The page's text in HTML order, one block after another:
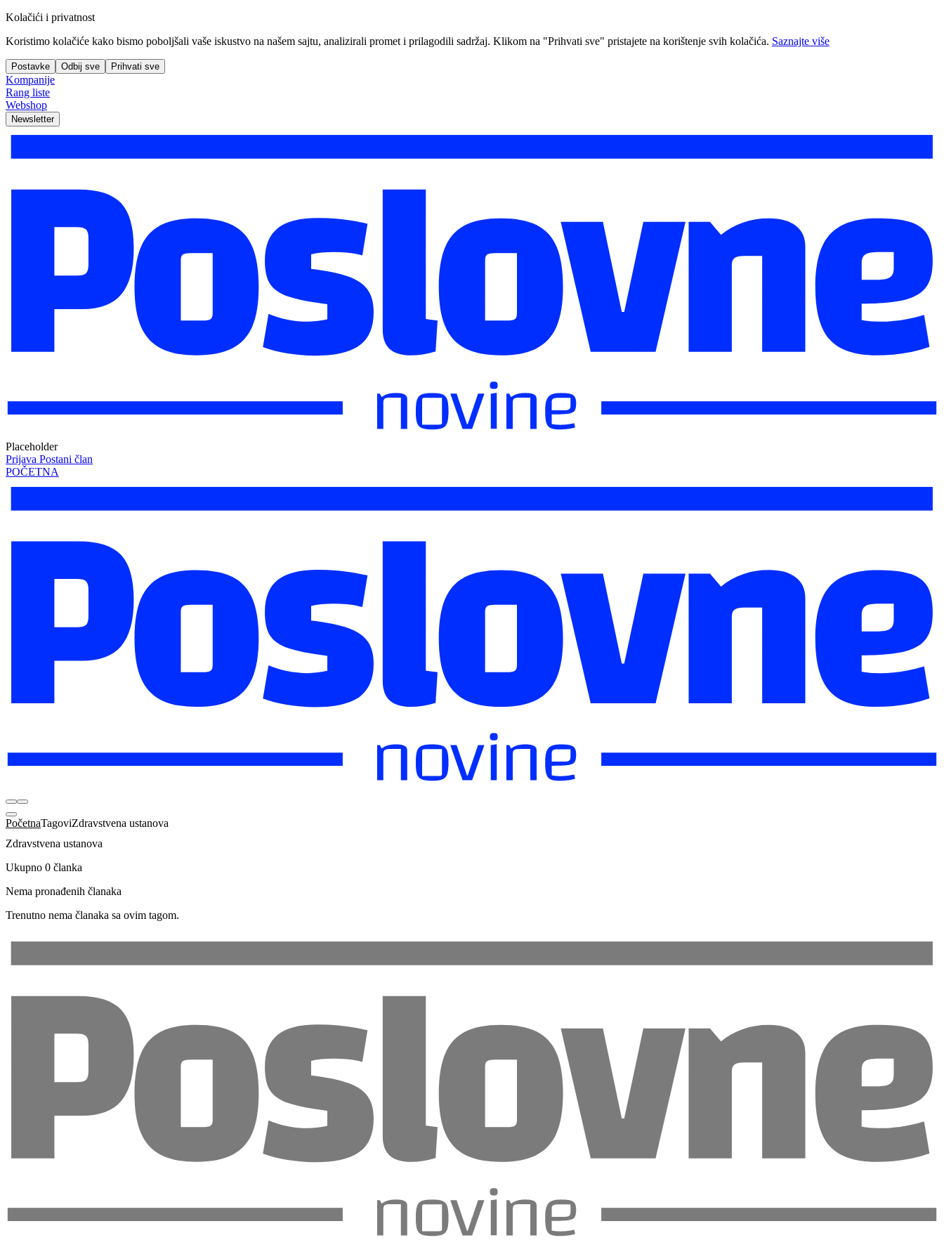
Kolačići i privatnost
Koristimo kolačiće kako bismo poboljšali vaše iskustvo na našem sajtu, analizirali promet i prilagodili sadržaj. Klikom na "Prihvati sve" pristajete na korištenje svih kolačića. Saznajte više
Postavke Odbij sve Prihvati sve
Kompanije
Rang liste
Webshop
Newsletter
Placeholder
Prijava Postani član
POČETNA
PočetnaTagoviZdravstvena ustanova
Zdravstvena ustanova
Ukupno 0 članka
Nema pronađenih članaka
Trenutno nema članaka sa ovim tagom.